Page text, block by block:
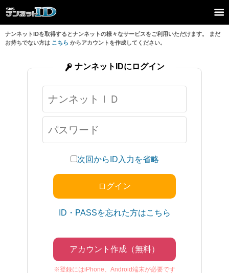
ナンネットIDを取得するとナンネットの様々なサービスをご利用いただけます。 まだ
お持ちでない方は こちら からアカウントを作成してください。
次回からID入力を省略
ID・PASSを忘れた方はこちら
アカウント作成（無料）
※登録にはiPhone、Android端末が必要です
ナンネットIDにログイン